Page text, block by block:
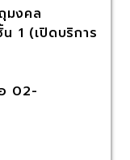
มงคล
1 (เปิดบริการ
02-